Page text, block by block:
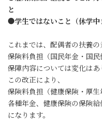
と
●学生ではないこと（休学中
これまでは、配偶者の扶養の
保険料負担（国民年金・国民
保障内容については変化はあ
この改正により、
保険料負担（健康保険・厚生
各種年金、健康保険の保険
になります。